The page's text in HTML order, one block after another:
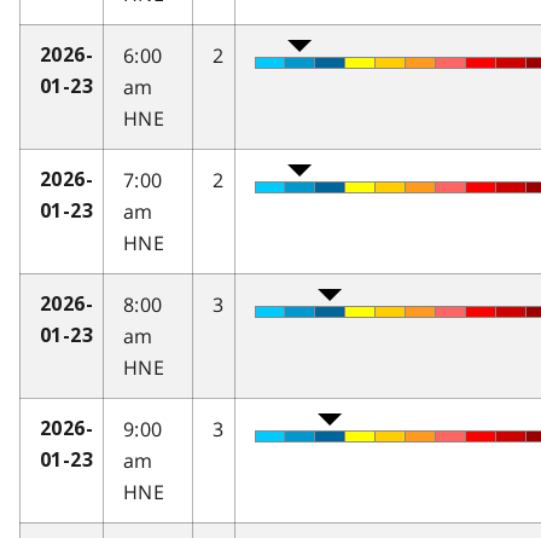
2026-
01-23
6:00
am
HNE
2
2026-
01-23
7:00
am
HNE
2
2026-
01-23
8:00
am
HNE
3
2026-
01-23
9:00
am
HNE
3